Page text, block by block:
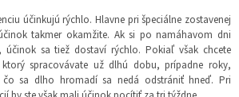
účinkujú rýchlo. Hlavne pri špeciálne zostavenej
takmer okamžite. Ak si po namáhavom dni
účinok sa tiež dostaví rýchlo. Pokiaľ však chcete
spracovávate už dlhú dobu, prípadne roky,
sa dlho hromadí sa nedá odstrániť hneď. Pri